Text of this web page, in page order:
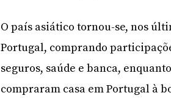
O país asiático tornou-se, nos
Portugal, comprando
seguros, saúde e banca,
compraram casa em Portugal à